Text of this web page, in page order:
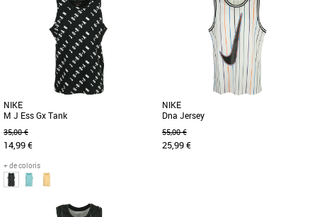
Débardeurs homme
Ce haut Jordan est parfait à porter
pour les saisons estivales. Doux,
agréable et léger, portez [...]
Débardeurs homme
Un style J-O-R-D-A-N de la tête aux
pieds. Ce débardeur léger est idéal pour
la saison, avec un [...]
NIKE
M J Ess Gx Tank
35,00 €
14,99 €
+ de coloris
NIKE
Dna Jersey
55,00 €
25,99 €